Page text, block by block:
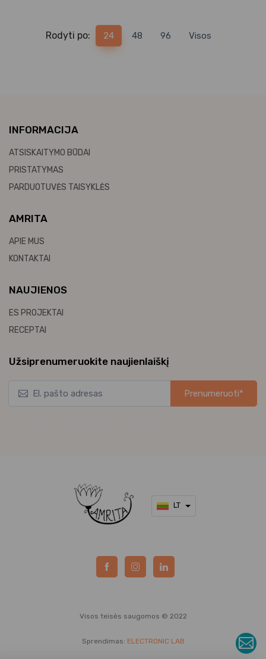
Rodyti po: 24 48 96 Visos
INFORMACIJA
ATSISKAITYMO BŪDAI
PRISTATYMAS
PARDUOTUVĖS TAISYKLĖS
AMRITA
APIE MUS
KONTAKTAI
NAUJIENOS
ES PROJEKTAI
RECEPTAI
Užsiprenumeruokite naujienlaiškį
Prenumeruoti*
LT
Visos teisės saugomos © 2022
Sprendimas: ELECTRONIC LAB